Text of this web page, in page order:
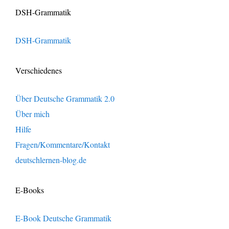
DSH-Grammatik
DSH-Grammatik
Verschiedenes
Über Deutsche Grammatik 2.0
Über mich
Hilfe
Fragen/Kommentare/Kontakt
deutschlernen-blog.de
E-Books
E-Book Deutsche Grammatik